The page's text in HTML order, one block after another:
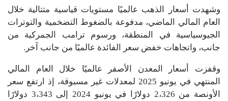
وشهدت أسعار الذهب عالميًا مستويات قياسية متتالية خلال
العام المالي الماضي، مدفوعة بالضغوط التضخمية والتوترات
الجيوسياسية في المنطقة، ورسوم ترامب الجمركية من
جانب، واتجاهات خفض سعر الفائدة عالميًا من جانب آخر.
وقفزت أسعار المعدن الأصفر عالميًا خلال العام المالي
المنتهي في يونيو 2025 لمعدلات غير مسبوقة، إذ ارتفع سعر
الأونصة من 2،326 دولارًا في يونيو 2024 إلى 3،343 دولارًا